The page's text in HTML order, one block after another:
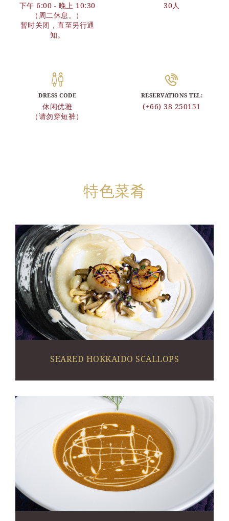
下午 6:00 - 晚上 10:30
（周二休息。）
暂时关闭，直至另行通
知。
30人
DRESS CODE
休闲优雅
（请勿穿短裤）
RESERVATIONS TEL:
(+66) 38 250151
特色菜肴
SEARED HOKKAIDO SCALLOPS